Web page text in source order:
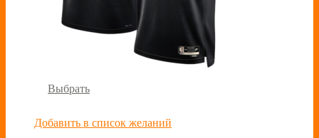
Выбрать
Добавить в список желаний